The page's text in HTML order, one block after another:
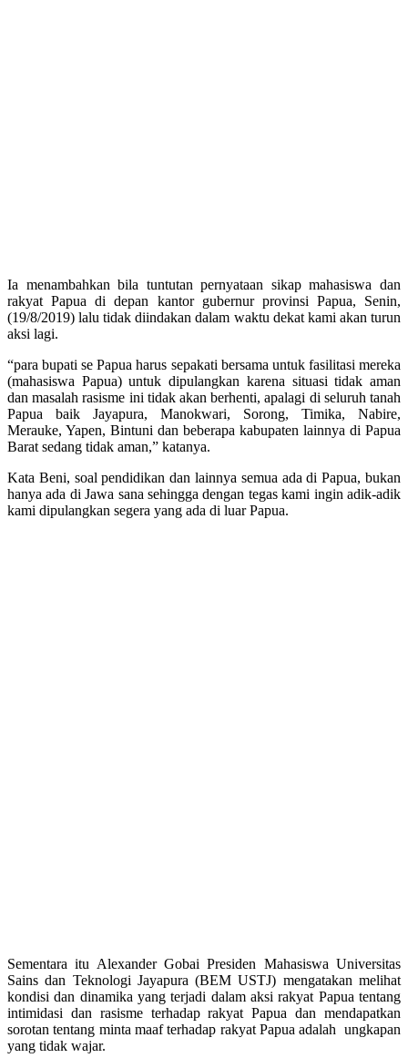
Ia menambahkan bila tuntutan pernyataan sikap mahasiswa dan
rakyat Papua di depan kantor gubernur provinsi Papua, Senin,
(19/8/2019) lalu tidak diindakan dalam waktu dekat kami akan turun
aksi lagi.
“para bupati se Papua harus sepakati bersama untuk fasilitasi mereka
(mahasiswa Papua) untuk dipulangkan karena situasi tidak aman
dan masalah rasisme ini tidak akan berhenti, apalagi di seluruh tanah
Papua baik Jayapura, Manokwari, Sorong, Timika, Nabire,
Merauke, Yapen, Bintuni dan beberapa kabupaten lainnya di Papua
Barat sedang tidak aman,” katanya.
Kata Beni, soal pendidikan dan lainnya semua ada di Papua, bukan
hanya ada di Jawa sana sehingga dengan tegas kami ingin adik-adik
kami dipulangkan segera yang ada di luar Papua.
Sementara itu Alexander Gobai Presiden Mahasiswa Universitas
Sains dan Teknologi Jayapura (BEM USTJ) mengatakan melihat
kondisi dan dinamika yang terjadi dalam aksi rakyat Papua tentang
intimidasi dan rasisme terhadap rakyat Papua dan mendapatkan
sorotan tentang minta maaf terhadap rakyat Papua adalah ungkapan
yang tidak wajar.